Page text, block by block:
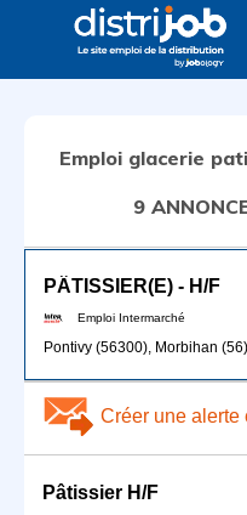
Emploi glacerie
9
PÂTISSIER(E) - H/F
Emploi Intermarché
Pontivy (56300), Morbihan
Créer une alerte
Pâtissier H/F